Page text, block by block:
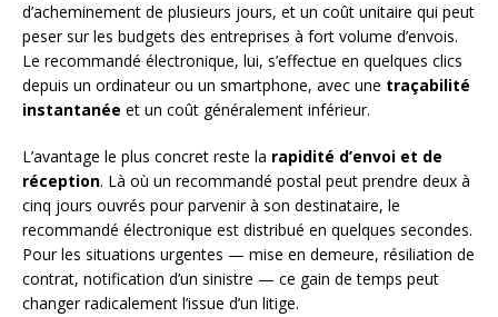
d’acheminement de plusieurs jours, et un coût unitaire qui peut
peser sur les budgets des entreprises à fort volume d’envois.
Le recommandé électronique, lui, s’effectue en quelques clics
depuis un ordinateur ou un smartphone, avec une traçabilité
instantanée et un coût généralement inférieur.
L’avantage le plus concret reste la rapidité d’envoi et de
réception. Là où un recommandé postal peut prendre deux à
cinq jours ouvrés pour parvenir à son destinataire, le
recommandé électronique est distribué en quelques secondes.
Pour les situations urgentes — mise en demeure, résiliation de
contrat, notification d’un sinistre — ce gain de temps peut
changer radicalement l’issue d’un litige.